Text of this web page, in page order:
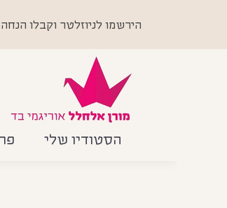
הסטודיו שלי
הירשמו לניוזלטר וקבלו הנחה